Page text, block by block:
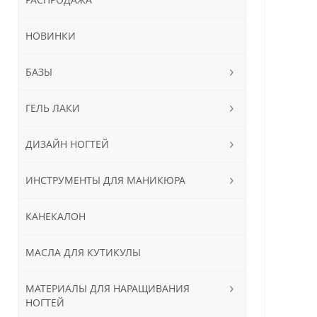
НОВИНКИ
БАЗЫ
ГЕЛЬ ЛАКИ
ДИЗАЙН НОГТЕЙ
ИНСТРУМЕНТЫ ДЛЯ МАНИКЮРА
КАНЕКАЛОН
МАСЛА ДЛЯ КУТИКУЛЫ
МАТЕРИАЛЫ ДЛЯ НАРАЩИВАНИЯ
НОГТЕЙ